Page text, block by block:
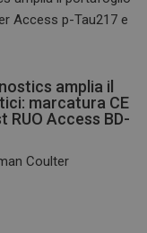
amplia il
marcatura CE
RUO Access BD-
Coulter